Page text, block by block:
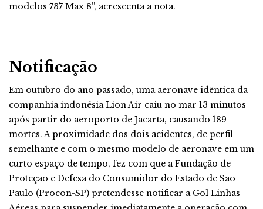
modelos 737 Max 8”, acrescenta a nota.
Notificação
Em outubro do ano passado, uma aeronave idêntica da
companhia indonésia Lion Air caiu no mar 13 minutos
após partir do aeroporto de Jacarta, causando 189
mortes. A proximidade dos dois acidentes, de perfil
semelhante e com o mesmo modelo de aeronave em um
curto espaço de tempo, fez com que a Fundação de
Proteção e Defesa do Consumidor do Estado de São
Paulo (Procon-SP) pretendesse notificar a Gol Linhas